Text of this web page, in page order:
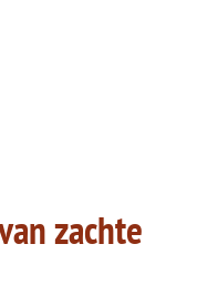
zachte